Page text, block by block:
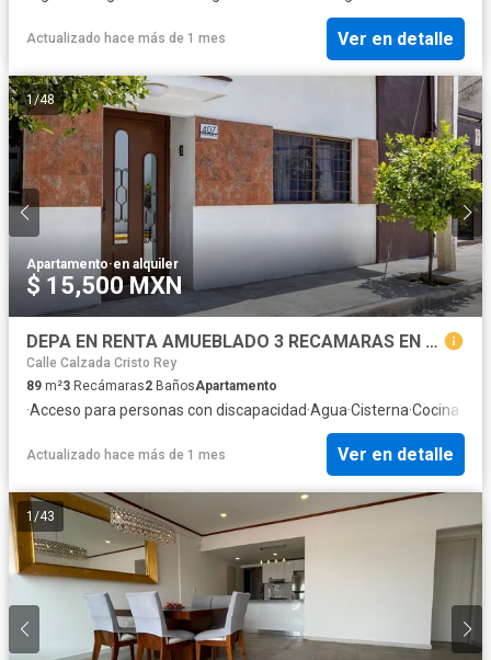
Actualizado hace más de 1 mes Ver en detalle
1/48
Apartamento·en alquiler
$ 15,500 MXN
DEPA EN RENTA AMUEBLADO 3 RECAMARAS EN PB CERCA DE AV. FORJADORES
Calle Calzada Cristo Rey
89 m²3 Recámaras2 BañosApartamento
·Acceso para personas con discapacidad·Agua·Cisterna·Cocina
Actualizado hace más de 1 mes Ver en detalle
1 /43